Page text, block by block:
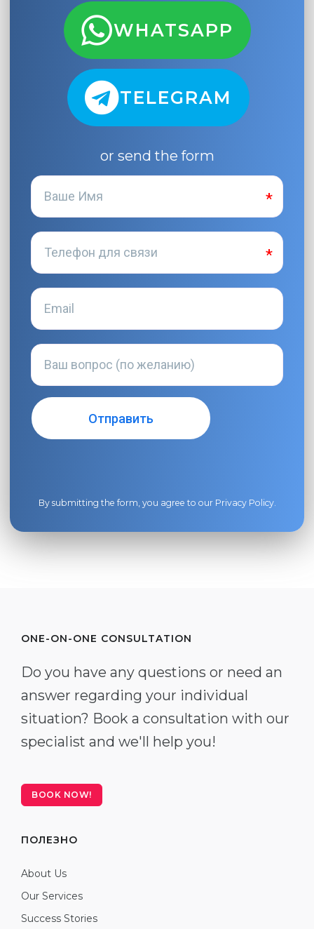
WHATSAPP
TELEGRAM
or send the form
By submitting the form, you agree to our Privacy Policy.
ONE-ON-ONE CONSULTATION
Do you have any questions or need an
answer regarding your individual
situation? Book a consultation with our
specialist and we'll help you!
BOOK NOW!
ПОЛЕЗНО
About Us
Our Services
Success Stories